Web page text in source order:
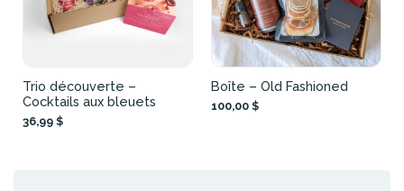
Trio découverte –
Cocktails aux bleuets
36,99 $
Boîte – Old Fashioned
100,00 $